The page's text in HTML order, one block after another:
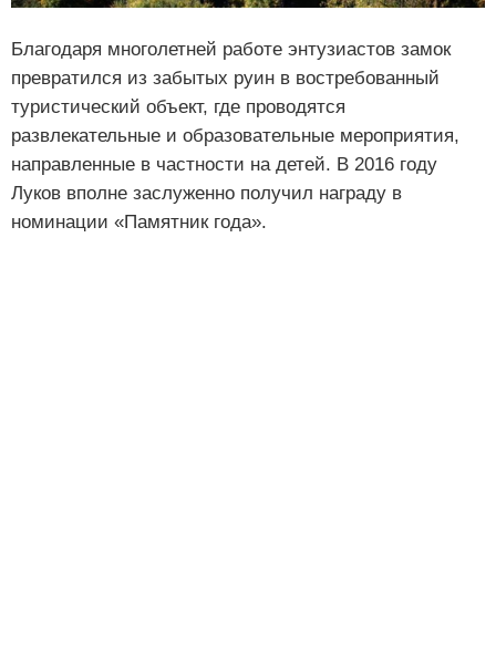
Благодаря многолетней работе энтузиастов замок
превратился из забытых руин в востребованный
туристический объект, где проводятся
развлекательные и образовательные мероприятия,
направленные в частности на детей. В 2016 году
Луков вполне заслуженно получил награду в
номинации «Памятник года».